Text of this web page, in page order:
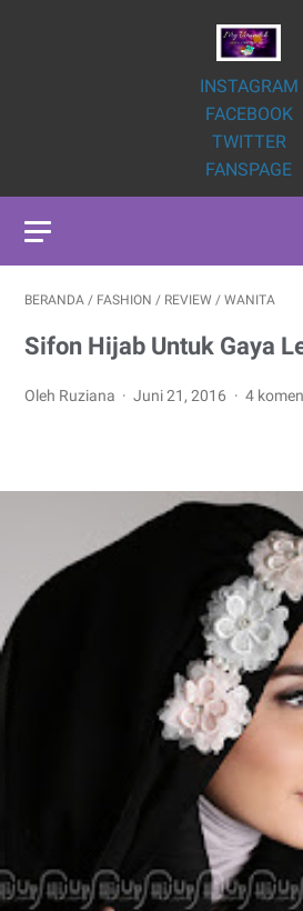
INSTAGRAM
FACEBOOK
TWITTER
FANSPAGE
BERANDA / FASHION / REVIEW / WANITA
Sifon Hijab Untuk Gaya
Oleh Ruziana Juni 21, 2016 4